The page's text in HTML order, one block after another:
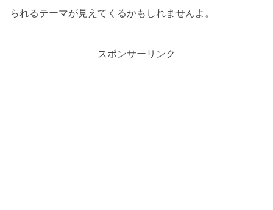
られるテーマが見えてくるかもしれませんよ。
スポンサーリンク